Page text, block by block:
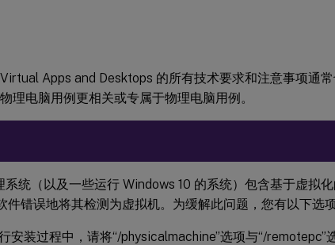
Apps and Desktops 的所有技术要求和注意事项通
理电脑用例更相关或专属于物理电脑用例。
系统（以及一些运行 Windows 10 的系统）包含基于虚拟
件错误地将其检测为虚拟机。为缓解此问题，您有以下选项
安装过程中，请将“/physicalmachine”选项与“/remotepc”